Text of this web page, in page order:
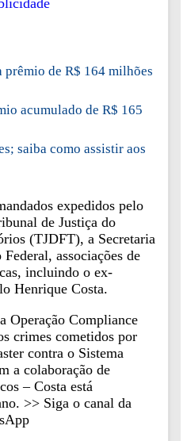
de R$ 164 milhões
acumulado de R$ 165
saiba como assistir aos
expedidos pelo
de Justiça do
(TJDFT), a Secretaria
associações de
incluindo o ex-
Henrique Costa.
Operação Compliance
crimes cometidos por
contra o Sistema
a colaboração de
– Costa está
>> Siga o canal da